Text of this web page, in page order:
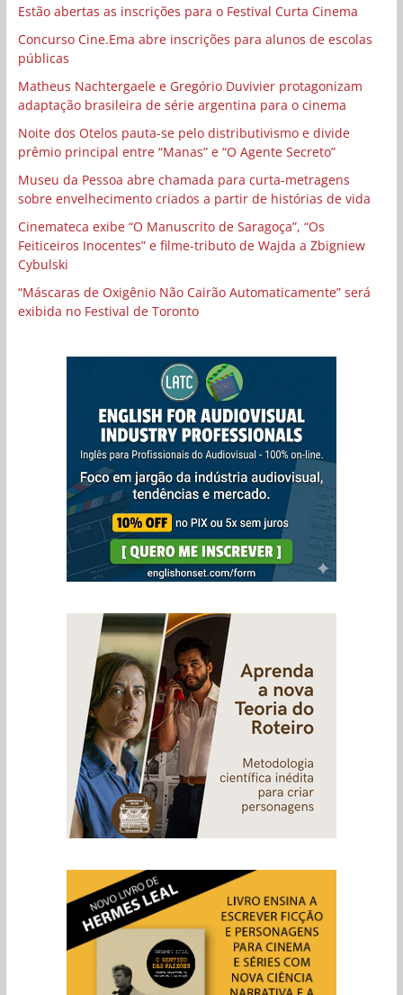
Estão abertas as inscrições para o Festival Curta Cinema
Concurso Cine.Ema abre inscrições para alunos de escolas
públicas
Matheus Nachtergaele e Gregório Duvivier protagonizam
adaptação brasileira de série argentina para o cinema
Noite dos Otelos pauta-se pelo distributivismo e divide
prêmio principal entre “Manas” e “O Agente Secreto”
Museu da Pessoa abre chamada para curta-metragens
sobre envelhecimento criados a partir de histórias de vida
Cinemateca exibe “O Manuscrito de Saragoça”, “Os
Feiticeiros Inocentes” e filme-tributo de Wajda a Zbigniew
Cybulski
“Máscaras de Oxigênio Não Cairão Automaticamente” será
exibida no Festival de Toronto